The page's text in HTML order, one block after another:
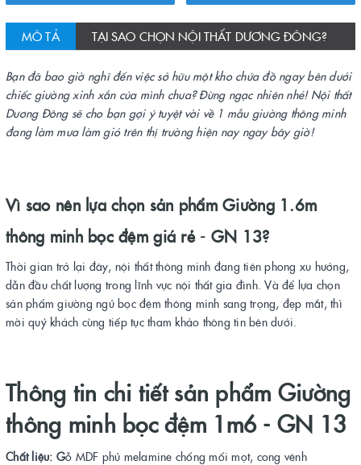
MÔ TẢ TẠI SAO CHỌN NỘI THẤT DƯƠNG ĐÔNG?
Bạn đã bao giờ nghĩ đến việc sở hữu một kho chứa đồ ngay bên dưới
chiếc giường xinh xắn của mình chưa? Đừng ngạc nhiên nhé! Nội thất
Dương Đông sẽ cho bạn gợi ý tuyệt vời về 1 mẫu giường thông minh
đang làm mưa làm gió trên thị trường hiện nay ngay bây giờ!
Vì sao nên lựa chọn sản phẩm Giường 1.6m
thông minh bọc đệm giá rẻ - GN 13?
Thời gian trở lại đây, nội thất thông minh đang tiên phong xu hướng,
dẫn đầu chất lượng trong lĩnh vực nội thất gia đình. Và để lựa chọn
sản phẩm giường ngủ bọc đệm thông minh sang trọng, đẹp mắt, thì
mời quý khách cùng tiếp tục tham khảo thông tin bên dưới.
Thông tin chi tiết sản phẩm Giường
thông minh bọc đệm 1m6 - GN 13
Chất liệu: Gỗ MDF phủ melamine chống mối mọt, cong vênh